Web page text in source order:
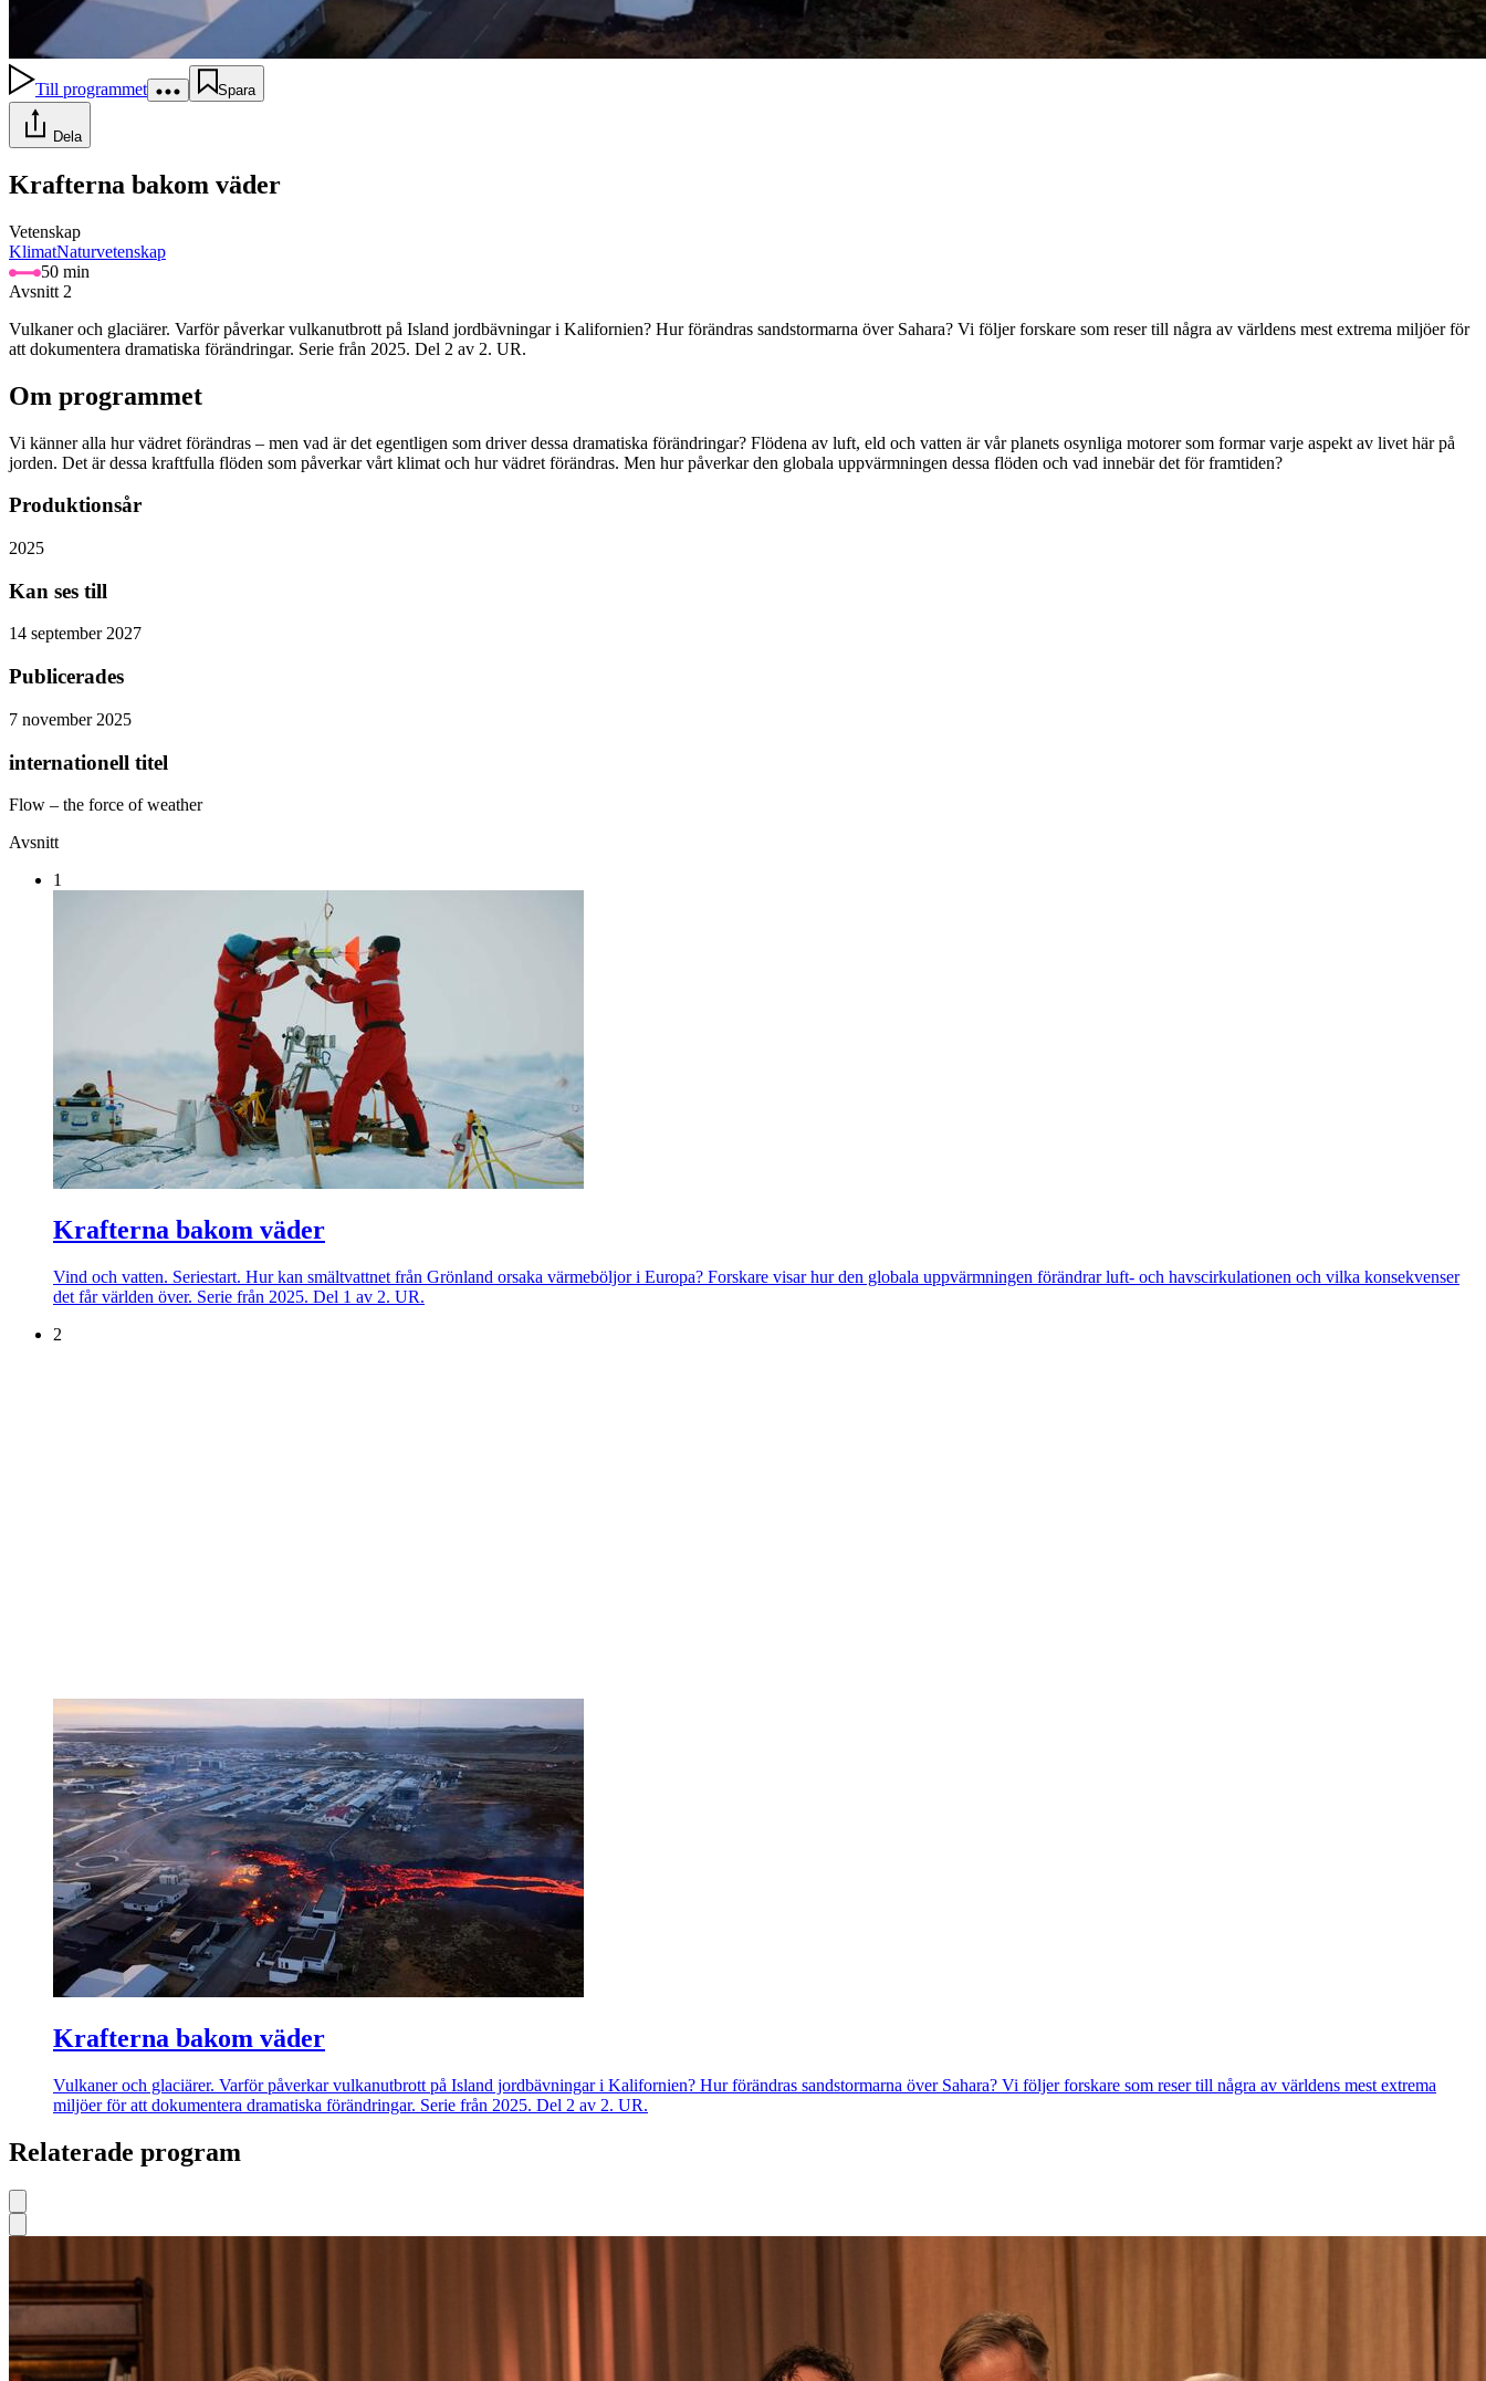
Till programmet Spara
Dela
Krafterna bakom väder
Vetenskap
KlimatNaturvetenskap
50 min
Avsnitt 2
Vulkaner och glaciärer. Varför påverkar vulkanutbrott på Island jordbävningar i Kalifornien? Hur förändras sandstormarna över Sahara? Vi följer forskare som reser till några av världens mest extrema miljöer för
att dokumentera dramatiska förändringar. Serie från 2025. Del 2 av 2. UR.
Om programmet
Vi känner alla hur vädret förändras – men vad är det egentligen som driver dessa dramatiska förändringar? Flödena av luft, eld och vatten är vår planets osynliga motorer som formar varje aspekt av livet här på
jorden. Det är dessa kraftfulla flöden som påverkar vårt klimat och hur vädret förändras. Men hur påverkar den globala uppvärmningen dessa flöden och vad innebär det för framtiden?
Produktionsår
2025
Kan ses till
14 september 2027
Publicerades
7 november 2025
internationell titel
Flow – the force of weather
Avsnitt
1
Krafterna bakom väder
Vind och vatten. Seriestart. Hur kan smältvattnet från Grönland orsaka värmeböljor i Europa? Forskare visar hur den globala uppvärmningen förändrar luft- och havscirkulationen och vilka konsekvenser
det får världen över. Serie från 2025. Del 1 av 2. UR.
2
Krafterna bakom väder
Vulkaner och glaciärer. Varför påverkar vulkanutbrott på Island jordbävningar i Kalifornien? Hur förändras sandstormarna över Sahara? Vi följer forskare som reser till några av världens mest extrema
miljöer för att dokumentera dramatiska förändringar. Serie från 2025. Del 2 av 2. UR.
Relaterade program